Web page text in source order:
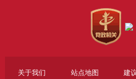
关于我们 站点地图 建